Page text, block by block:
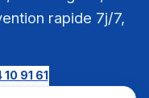
rapide 7j/7,
10 91 61